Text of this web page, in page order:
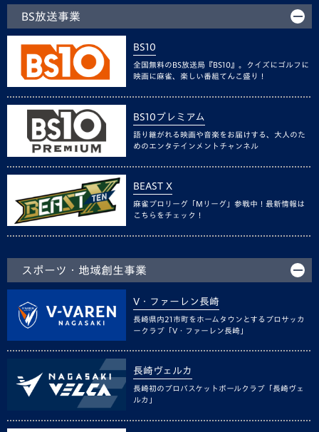
BS放送事業
BS10
全国無料のBS放送局『BS10』。クイズにゴルフに
映画に麻雀、楽しい番組てんこ盛り！
BS10プレミアム
語り継がれる映画や音楽をお届けする、大人のた
めのエンタテインメントチャンネル
BEAST X
麻雀プロリーグ「Mリーグ」参戦中！最新情報は
こちらをチェック！
スポーツ・地域創生事業
V・ファーレン長崎
長崎県内21市町をホームタウンとするプロサッカ
ークラブ「V・ファーレン長崎」
長崎ヴェルカ
長崎初のプロバスケットボールクラブ「長崎ヴェ
ルカ」